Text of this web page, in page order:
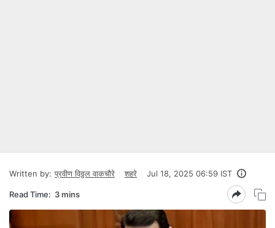
Written by: प्रवीण विठ्ठल वाकचौरे शहरे Jul 18, 2025 06:59 IST
Read Time: 3 mins